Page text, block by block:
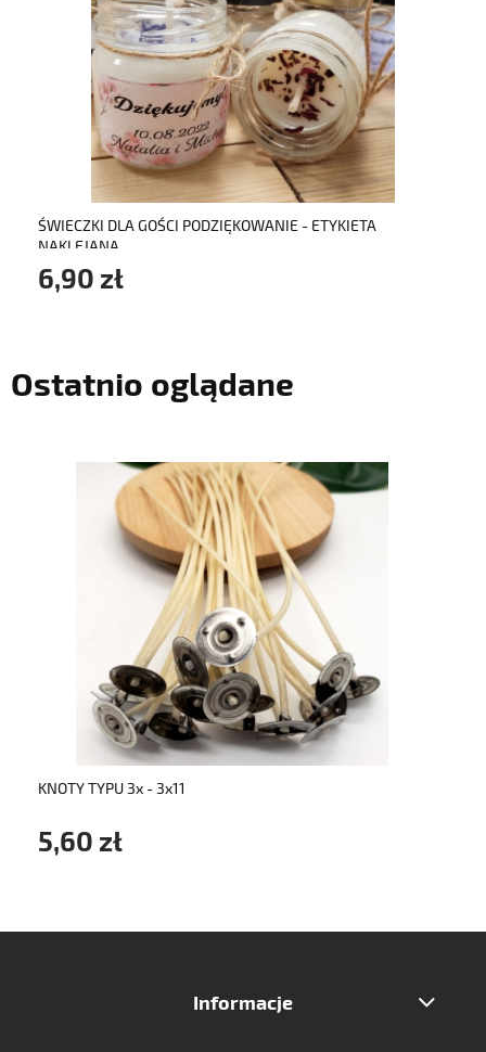
ŚWIECZKI DLA GOŚCI PODZIĘKOWANIE - ETYKIETA
NAKLEJANA
6,90 zł
do koszyka
Ostatnio oglądane
KNOTY TYPU 3x - 3x11
5,60 zł
do koszyka
Informacje